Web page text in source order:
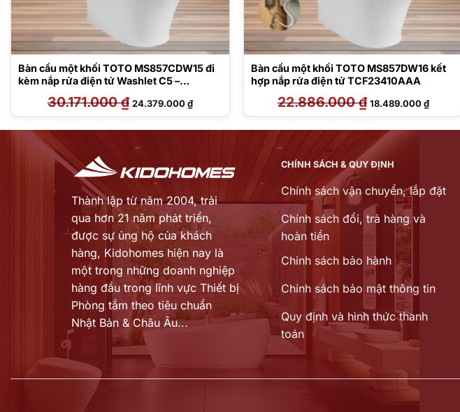
Bàn cầu một khối TOTO MS857CDW15 đi
kèm nắp rửa điện tử Washlet C5 –
30.171.000₫ Giá
gốc
là:
24.379.000₫Giá
hiện
tại
24.379.000 ₫.
Bàn cầu một khối TOTO MS857DW16 kết
hợp nắp rửa điện tử TCF23410AAA
22.886.000₫ Giá
gốc
là:
18.489.000₫Giá
hiện
tại
₫.
Thành lập từ năm 2004, trải
qua hơn 21 năm phát triển,
được sự ủng hộ của khách
hàng, Kidohomes hiện nay là
một trong những doanh nghiệp
hàng đầu trong lĩnh vực Thiết bị
Phòng tắm theo tiêu chuẩn
Nhật Bản & Châu Âu...
CHÍNH SÁCH & QUY ĐỊNH
Chính sách vận chuyển, lắp đặt
Chính sách đổi, trả hàng và
hoàn tiền
Chinh sách bảo hành
Chính sách bảo mật thông tin
Quy định và hình thức thanh
toán